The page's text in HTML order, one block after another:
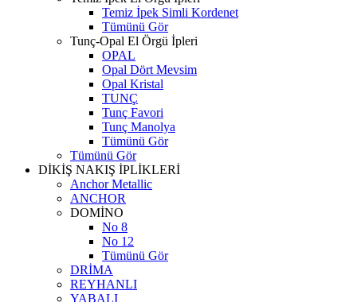
Temiz İpek Simli Kordenet
Tümünü Gör
Tunç-Opal El Örgü İpleri
OPAL
Opal Dört Mevsim
Opal Kristal
TUNÇ
Tunç Favori
Tunç Manolya
Tümünü Gör
Tümünü Gör
DİKİŞ NAKIŞ İPLİKLERİ
Anchor Metallic
ANCHOR
DOMİNO
No 8
No 12
Tümünü Gör
DRİMA
REYHANLI
YABALI